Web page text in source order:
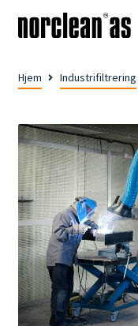
Hjem Industrifiltrering